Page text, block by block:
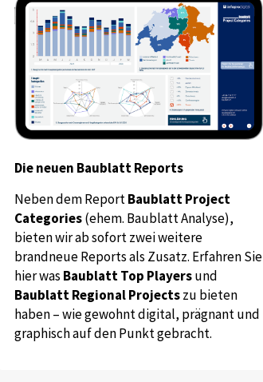
Die neuen Baublatt Reports
Neben dem ReportBaublatt Project
Categories(ehem. Baublatt Analyse),
bieten wir ab sofort zwei weitere
brandneue Reports als Zusatz. Erfahren Sie
hier was Baublatt Top Playersund
Baublatt Regional Projectszu bieten
haben – wie gewohnt digital, prägnant und
graphisch auf den Punkt gebracht.